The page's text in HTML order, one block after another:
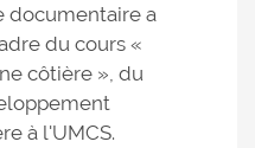
documentaire a
du cours «
côtière », du
à l'UMCS.